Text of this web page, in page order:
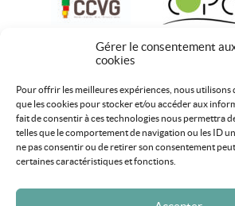
Gérer le consentement
cookies
Pour offrir les meilleures expériences, nous utilisons
que les cookies pour stocker et/ou accéder aux
fait de consentir à ces technologies nous permettra
telles que le comportement de navigation ou les ID
ne pas consentir ou de retirer son consentement
certaines caractéristiques et fonctions.